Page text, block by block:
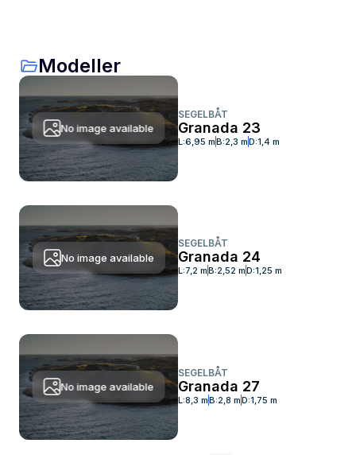
Modeller
No image available
SEGELBÅT
Granada 23
L:6,95 mB:2,3 mD:1,4 m
No image available
SEGELBÅT
Granada 24
L:7,2 mB:2,52 mD:1,25 m
No image available
SEGELBÅT
Granada 27
L:8,3 mB:2,8 mD:1,75 m